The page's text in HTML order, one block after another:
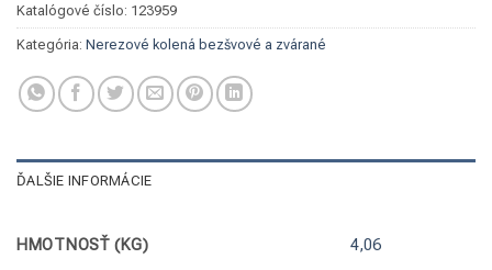
Katalógové číslo: 123959
Kategória: Nerezové kolená bezšvové a zvárané
ĎALŠIE INFORMÁCIE
HMOTNOSŤ (KG) 4,06